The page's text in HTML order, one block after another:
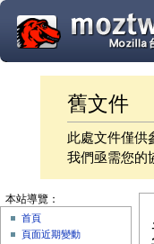
舊文件
此處文件僅供
我們亟需您的
本站導覽：
首頁
頁面近期變動